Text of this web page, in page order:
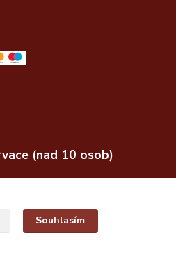
(nad 10 osob)
Souhlasím